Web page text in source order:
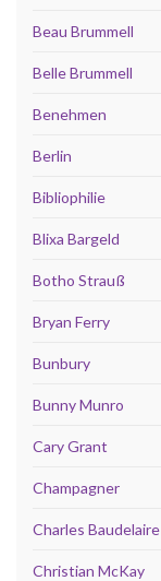
Beau Brummell
Belle Brummell
Benehmen
Berlin
Bibliophilie
Blixa Bargeld
Botho Strauß
Bryan Ferry
Bunbury
Bunny Munro
Cary Grant
Champagner
Charles Baudelaire
Christian McKay